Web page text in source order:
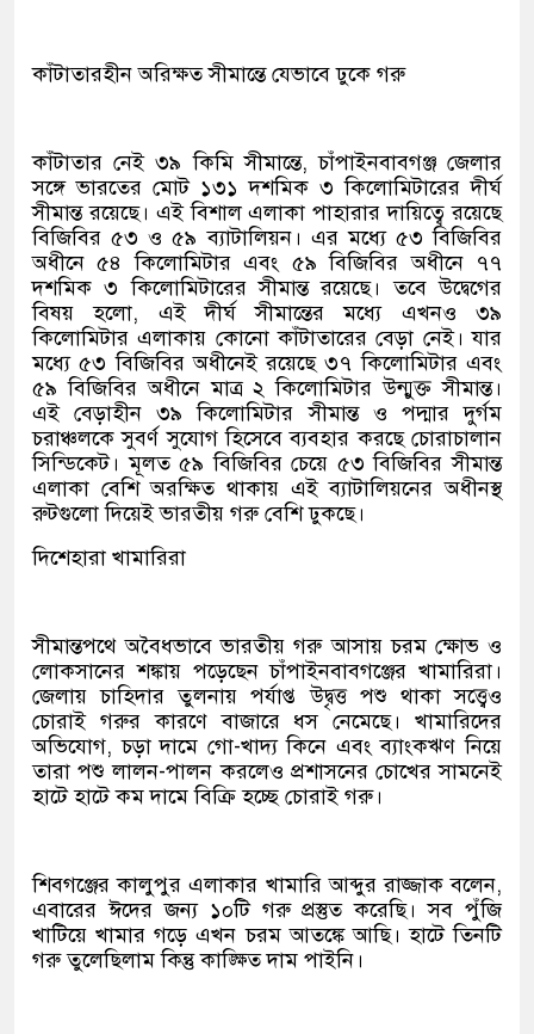
কাঁটাতারহীন অরিক্ষত সীমান্তে যেভাবে ঢুকে গরু
কাঁটাতার নেই ৩৯ কিমি সীমান্তে, চাঁপাইনবাবগঞ্জ জেলার
সঙ্গে ভারতের মোট ১৩১ দশমিক ৩ কিলোমিটারের দীর্ঘ
সীমান্ত রয়েছে। এই বিশাল এলাকা পাহারার দায়িত্বে রয়েছে
বিজিবির ৫৩ ও ৫৯ ব্যাটালিয়ন। এর মধ্যে ৫৩ বিজিবির
অধীনে ৫৪ কিলোমিটার এবং ৫৯ বিজিবির অধীনে ৭৭
দশমিক ৩ কিলোমিটারের সীমান্ত রয়েছে। তবে উদ্বেগের
বিষয় হলো, এই দীর্ঘ সীমান্তের মধ্যে এখনও ৩৯
কিলোমিটার এলাকায় কোনো কাঁটাতারের বেড়া নেই। যার
মধ্যে ৫৩ বিজিবির অধীনেই রয়েছে ৩৭ কিলোমিটার এবং
৫৯ বিজিবির অধীনে মাত্র ২ কিলোমিটার উন্মুক্ত সীমান্ত।
এই বেড়াহীন ৩৯ কিলোমিটার সীমান্ত ও পদ্মার দুর্গম
চরাঞ্চলকে সুবর্ণ সুযোগ হিসেবে ব্যবহার করছে চোরাচালান
সিন্ডিকেট। মূলত ৫৯ বিজিবির চেয়ে ৫৩ বিজিবির সীমান্ত
এলাকা বেশি অরক্ষিত থাকায় এই ব্যাটালিয়নের অধীনস্থ
রুটগুলো দিয়েই ভারতীয় গরু বেশি ঢুকছে।
দিশেহারা খামারিরা
সীমান্তপথে অবৈধভাবে ভারতীয় গরু আসায় চরম ক্ষোভ ও
লোকসানের শঙ্কায় পড়েছেন চাঁপাইনবাবগঞ্জের খামারিরা।
জেলায় চাহিদার তুলনায় পর্যাপ্ত উদ্বৃত্ত পশু থাকা সত্ত্বেও
চোরাই গরুর কারণে বাজারে ধস নেমেছে। খামারিদের
অভিযোগ, চড়া দামে গো-খাদ্য কিনে এবং ব্যাংকঋণ নিয়ে
তারা পশু লালন-পালন করলেও প্রশাসনের চোখের সামনেই
হাটে হাটে কম দামে বিক্রি হচ্ছে চোরাই গরু।
শিবগঞ্জের কালুপুর এলাকার খামারি আব্দুর রাজ্জাক বলেন,
এবারের ঈদের জন্য ১০টি গরু প্রস্তুত করেছি। সব পুঁজি
খাটিয়ে খামার গড়ে এখন চরম আতঙ্কে আছি। হাটে তিনটি
গরু তুলেছিলাম কিন্তু কাঙ্ক্ষিত দাম পাইনি।